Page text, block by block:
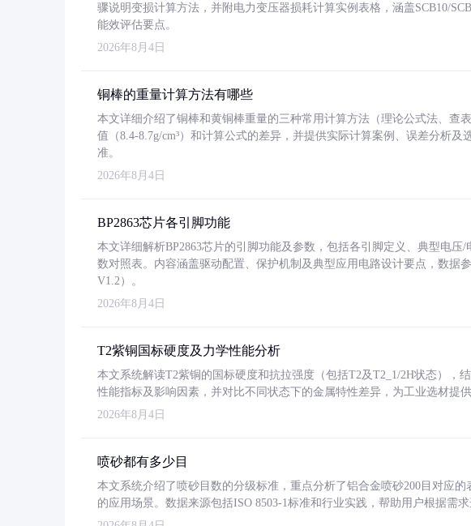
骤说明变损计算方法，并附电力变压器损耗计算实例表格，涵盖SCB10/
能效评估要点。
2026年8月4日
铜棒的重量计算方法有哪些
本文详细介绍了铜棒和黄铜棒重量的三种常用计算方法（理论公式法、查
值（8.4-8.7g/cm³）和计算公式的差异，并提供实际计算案例、误差分析及
准。
2026年8月4日
BP2863芯片各引脚功能
本文详细解析BP2863芯片的引脚功能及参数，包括各引脚定义、典型电
数对照表。内容涵盖驱动配置、保护机制及典型应用电路设计要点，数据
V1.2）。
2026年8月4日
T2紫铜国标硬度及力学性能分析
本文系统解读T2紫铜的国标硬度和抗拉强度（包括T2及T2_1/2H状态），
性能指标及影响因素，并对比不同状态下的金属特性差异，为工业选材提供
2026年8月4日
喷砂都有多少目
本文系统介绍了喷砂目数的分级标准，重点分析了铝合金喷砂200目对应
的应用场景。数据来源包括ISO 8503-1标准和行业实践，帮助用户根据需求